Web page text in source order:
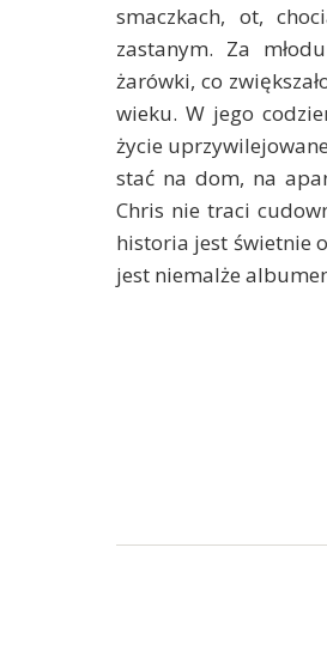
smaczkach, ot,
zastanym. Za
żarówki, co
wieku. W jego
życie
stać na dom, na
Chris nie traci
historia jest świetnie
jest niemalże